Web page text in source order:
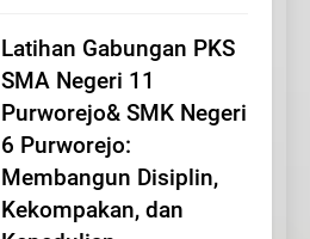
Latihan Gabungan PKS
SMA Negeri 11
Purworejo& SMK Negeri
6 Purworejo:
Membangun Disiplin,
Kekompakan, dan